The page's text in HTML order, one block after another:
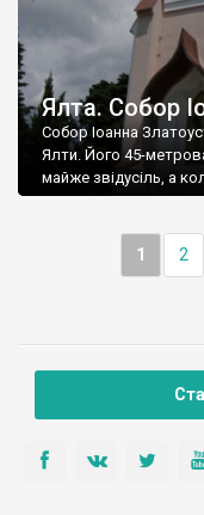
Ялта. Собор
Собор Іоанна
Ялти. Його 45-метрова
майже звідусіль, а
1 2